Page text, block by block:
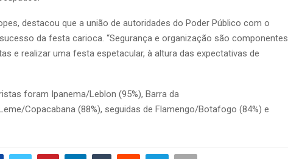
destacou que a união de autoridades do Poder Público com o
da festa carioca. “Segurança e organização são componentes
e realizar uma festa espetacular, à altura das expectativas de
foram Ipanema/Leblon (95%), Barra da
Copacabana (88%), seguidas de Flamengo/Botafogo (84%) e